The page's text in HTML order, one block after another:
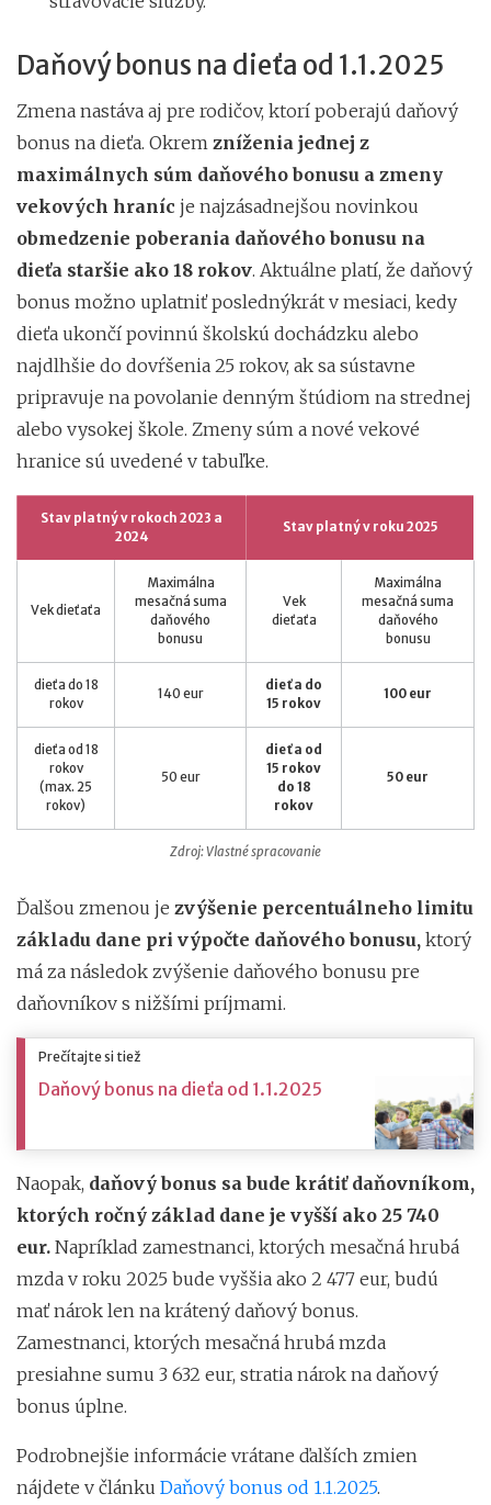
Daňový bonus na dieťa od 1.1.2025
Zmena nastáva aj pre rodičov, ktorí poberajú daňový
bonus na dieťa. Okrem zníženia jednej z
maximálnych súm daňového bonusu a zmeny
vekových hraníc je najzásadnejšou novinkou
obmedzenie poberania daňového bonusu na
dieťa staršie ako 18 rokov. Aktuálne platí, že daňový
bonus možno uplatniť poslednýkrát v mesiaci, kedy
dieťa ukončí povinnú školskú dochádzku alebo
najdlhšie do dovŕšenia 25 rokov, ak sa sústavne
pripravuje na povolanie denným štúdiom na strednej
alebo vysokej škole. Zmeny súm a nové vekové
hranice sú uvedené v tabuľke.
Zdroj: Vlastné spracovanie
Stav platný v rokoch 2023 a
2024
Stav platný v roku 2025
Vek dieťaťa
Maximálna
mesačná suma
daňového
bonusu
Vek
dieťaťa
Maximálna
mesačná suma
daňového
bonusu
dieťa do 18
rokov
140 eur
dieťa do
15 rokov
100 eur
dieťa od 18
rokov
(max. 25
rokov)
50 eur
dieťa od
15 rokov
do 18
rokov
50 eur
Ďalšou zmenou je zvýšenie percentuálneho limitu
základu dane pri výpočte daňového bonusu, ktorý
má za následok zvýšenie daňového bonusu pre
daňovníkov s nižšími príjmami.
Prečítajte si tiež
Daňový bonus na dieťa od 1.1.2025
Naopak, daňový bonus sa bude krátiť daňovníkom,
ktorých ročný základ dane je vyšší ako 25 740
eur. Napríklad zamestnanci, ktorých mesačná hrubá
mzda v roku 2025 bude vyššia ako 2 477 eur, budú
mať nárok len na krátený daňový bonus.
Zamestnanci, ktorých mesačná hrubá mzda
presiahne sumu 3 632 eur, stratia nárok na daňový
bonus úplne.
Podrobnejšie informácie vrátane ďalších zmien
nájdete v článku Daňový bonus od 1.1.2025.